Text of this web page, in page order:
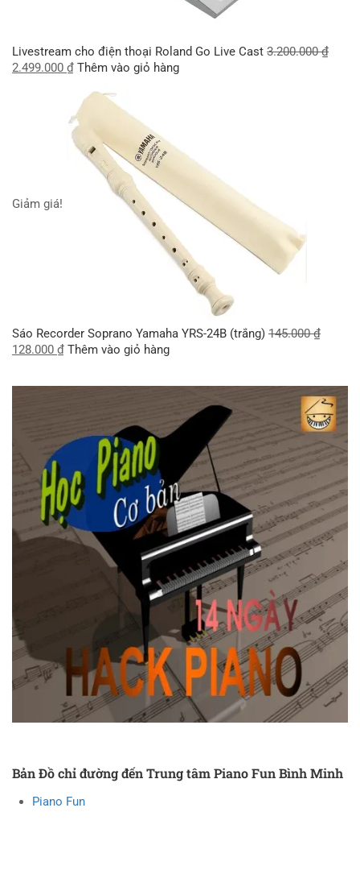
Livestream cho điện thoại Roland Go Live Cast 3.200.000₫
2.499.000 ₫ Thêm vào giỏ hàng
Giảm giá!
Sáo Recorder Soprano Yamaha YRS-24B (trắng) 145.000₫
128.000 ₫ Thêm vào giỏ hàng
Bản Đồ chỉ đường đến Trung tâm Piano Fun Bình Minh
Piano Fun